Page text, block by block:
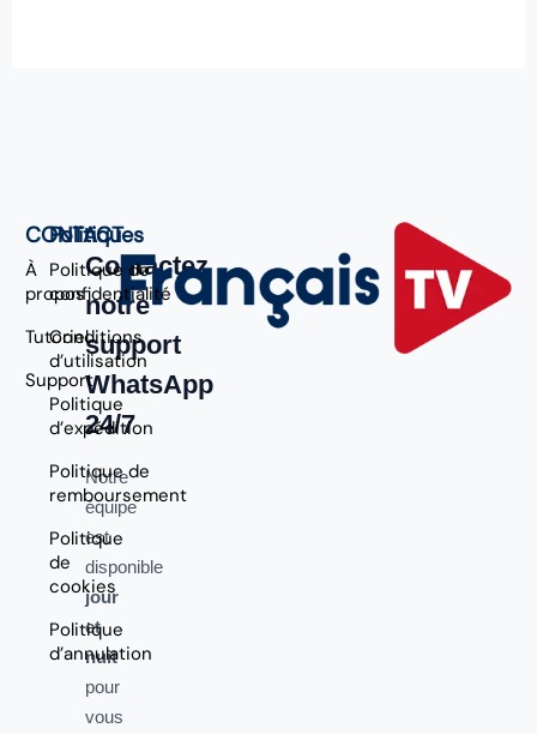
CONTACT
À
propos
Tutoriel
Support
Politiques
Politique de
confidentialité
Conditions
d’utilisation
Politique
d’expédition
Politique de
remboursement
Politique
de
cookies
Politique
d’annulation
Contactez
notre
support
WhatsApp
24/7
Notre
équipe
est
disponible
jour
et
nuit
pour
vous